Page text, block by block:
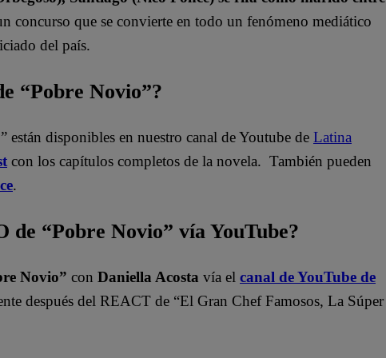
concurso que se convierte en todo un fenómeno mediático
del país.
“Pobre Novio”?
” están disponibles en nuestro canal de Youtube de Latina
con los capítulos completos de la novela. También pueden
.
“Pobre Novio” vía YouTube?
Novio” con Daniella Acosta vía el canal de YouTube de
después del REACT de “El Gran Chef Famosos, La Súper